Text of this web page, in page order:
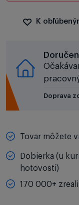
K
Doprava
Tovar môžete
Dobierka (u
hotovosti)
170 000+